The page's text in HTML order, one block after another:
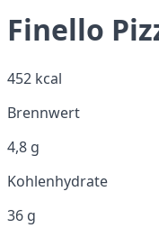
Finello
452 kcal
Brennwert
4,8 g
Kohlenhydrate
36 g